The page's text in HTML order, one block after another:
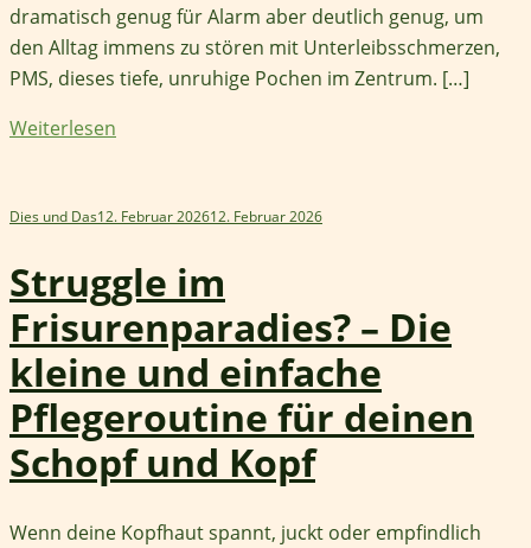
dramatisch genug für Alarm aber deutlich genug, um
den Alltag immens zu stören mit Unterleibsschmerzen,
PMS, dieses tiefe, unruhige Pochen im Zentrum. […]
Weiterlesen
Dies und Das12. Februar 202612. Februar 2026
Struggle im
Frisurenparadies? – Die
kleine und einfache
Pflegeroutine für deinen
Schopf und Kopf
Wenn deine Kopfhaut spannt, juckt oder empfindlich